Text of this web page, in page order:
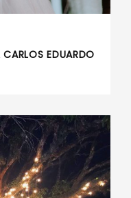
EDUARDO